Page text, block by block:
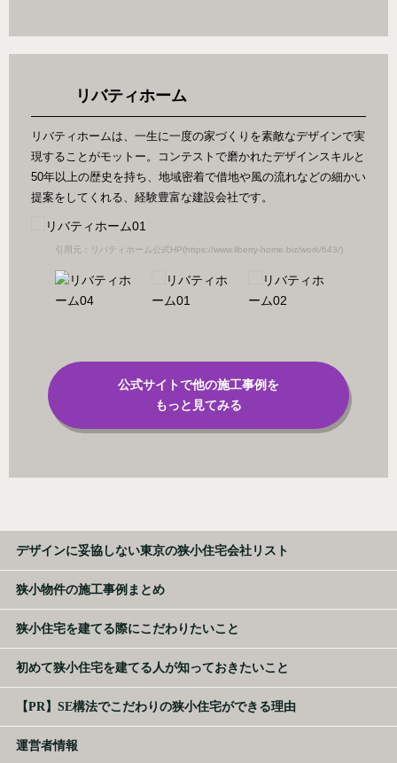
リバティホーム
リバティホームは、一生に一度の家づくりを素敵なデザインで実
現することがモットー。コンテストで磨かれたデザインスキルと
50年以上の歴史を持ち、地域密着で借地や風の流れなどの細かい
提案をしてくれる、経験豊富な建設会社です。
引用元：リバティホーム公式HP(https://www.liberty-home.biz/work/643/)
公式サイトで他の施工事例を
もっと見てみる
デザインに妥協しない東京の狭小住宅会社リスト
狭小物件の施工事例まとめ
狭小住宅を建てる際にこだわりたいこと
初めて狭小住宅を建てる人が知っておきたいこと
【PR】SE構法でこだわりの狭小住宅ができる理由
運営者情報